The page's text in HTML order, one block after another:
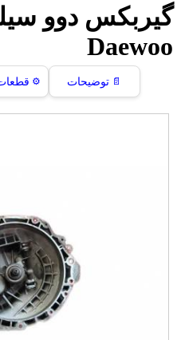
گیربکس دوو
Daewoo
📄 توضیحات ⚙️